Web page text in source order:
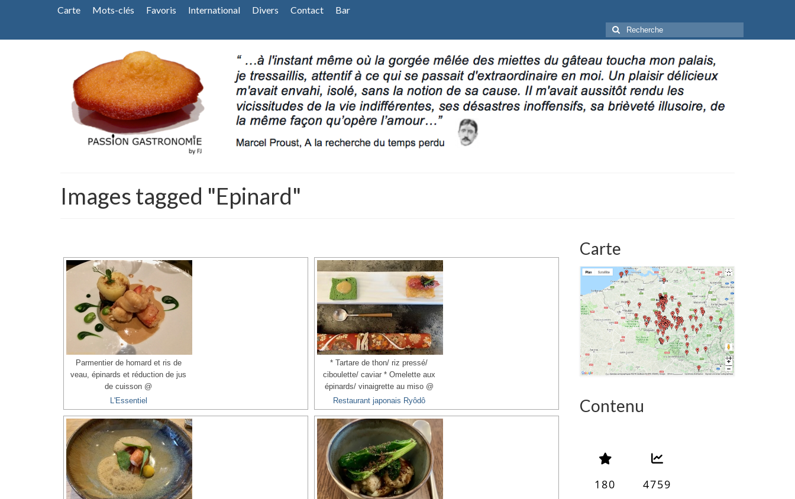
Carte Mots-clés Favoris International Divers Contact Bar
Rechercher
:
Images tagged "Epinard"
Parmentier de homard et ris de
veau, épinards et réduction de jus
de cuisson @
L'Essentiel
* Tartare de thon/ riz pressé/
ciboulette/ caviar * Omelette aux
épinards/ vinaigrette au miso @
Restaurant japonais Ryôdô
Carte
Contenu
180
4759